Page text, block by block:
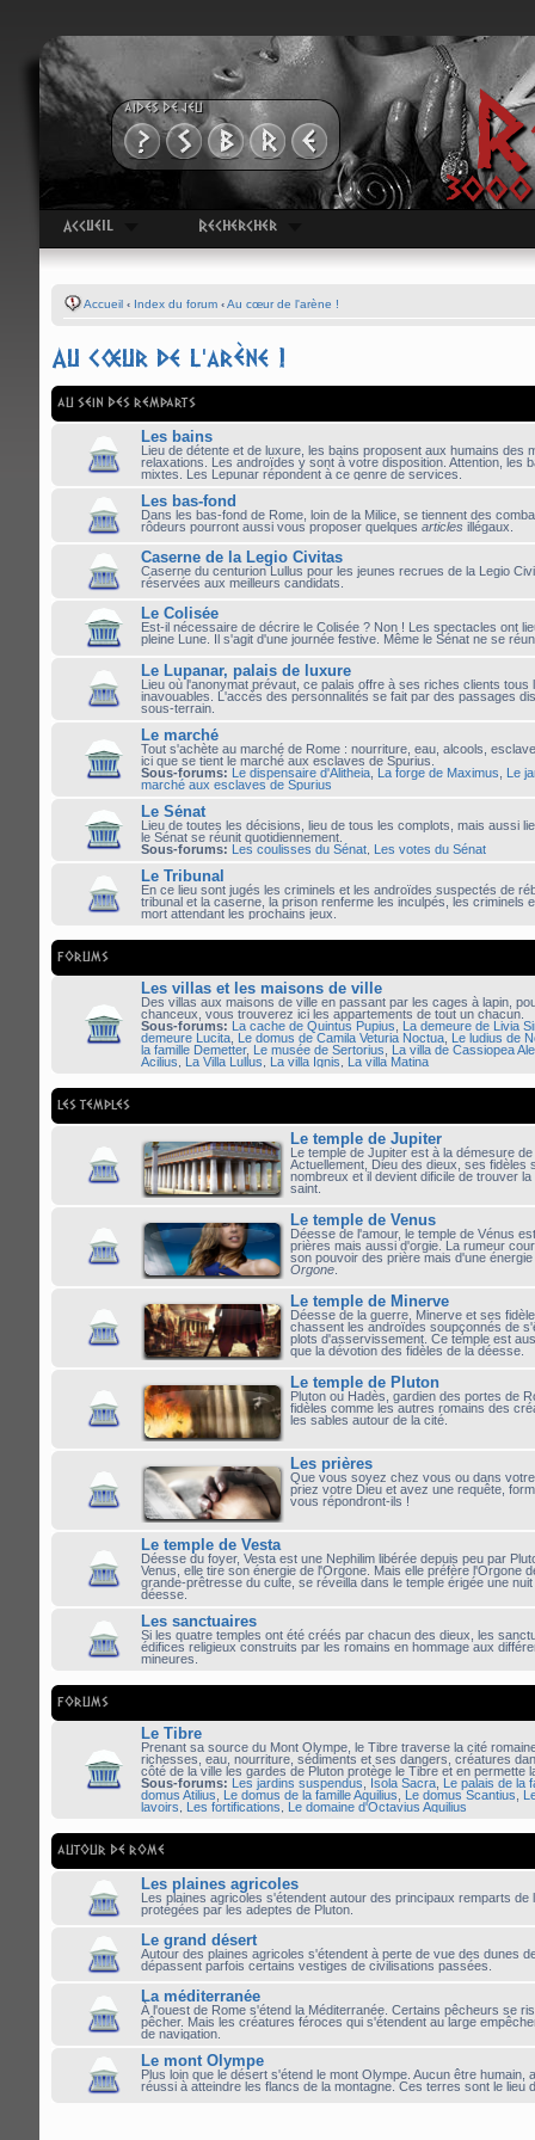
3000
AIDES DE JEU
Accueil Rechercher
Accueil ‹ Index du forum ‹Au cœur de l'arène !
Au cœur de l'arène !
AU SEIN DES REMPARTS
Les bains
Lieu de détente et de luxure, les bains proposent aux humains des
relaxations. Les androïdes y sont à votre disposition. Attention, les
mixtes. Les Lepunar répondent à ce genre de services.
Les bas-fond
Dans les bas-fond de Rome, loin de la Milice, se tiennent des
rôdeurs pourront aussi vous proposer quelques articles illégaux.
Caserne de la Legio Civitas
Caserne du centurion Lullus pour les jeunes recrues de la Legio
réservées aux meilleurs candidats.
Le Colisée
Est-il nécessaire de décrire le Colisée ? Non ! Les spectacles ont
pleine Lune. Il s'agit d'une journée festive. Même le Sénat ne se
Le Lupanar, palais de luxure
Lieu où l'anonymat prévaut, ce palais offre à ses riches clients tous
inavouables. L'accès des personnalités se fait par des passages
sous-terrain.
Le marché
Tout s'achète au marché de Rome : nourriture, eau, alcools,
ici que se tient le marché aux esclaves de Spurius.
Sous-forums: Le dispensaire d'Alitheia La forge de Maximus
Le
marché aux esclaves de Spurius
Le Sénat
Lieu de toutes les décisions, lieu de tous les complots, mais aussi
le Sénat se réunit quotidiennement.
Sous-forums: Les coulisses du Sénat Les votes du Sénat
Le Tribunal
En ce lieu sont jugés les criminels et les androïdes suspectés de
tribunal et la caserne, la prison renferme les inculpés, les criminels
mort attendant les prochains jeux.
FORUMS
Les villas et les maisons de ville
Des villas aux maisons de ville en passant par les cages à lapin,
chanceux, vous trouverez ici les appartements de tout un chacun.
Sous-forums: La cache de Quintus Pupius
La demeure de Livia
demeure Lucita Le domus de Camila Veturia Noctua Le ludius de
la famille Demetter, Le musée de Sertorius
La villa de Cassiopea
Acilius
La Villa Lullus La villa Ignis La villa Matina
LES TEMPLES
Le temple de Jupiter
Le temple de Jupiter est à la démesure
Actuellement, Dieu des dieux, ses fidèles
nombreux et il devient dificile de trouver
saint.
Le temple de Venus
Déesse de l'amour, le temple de Vénus
prières mais aussi d'orgie. La rumeur
son pouvoir des prière mais d'une
Orgone
Le temple de Minerve
Déesse de la guerre, Minerve et ses
chassent les androïdes soupçonnés de
plots d'asservissement. Ce temple est
que la dévotion des fidèles de la déesse.
Le temple de Pluton
Pluton ou Hadès, gardien des portes de
fidèles comme les autres romains des
les sables autour de la cité.
Les prières
Que vous soyez chez vous ou dans
priez votre Dieu et avez une requête,
vous répondront-ils !
Le temple de Vesta
Déesse du foyer, Vesta est une Nephilim libérée depuis peu par
Venus, elle tire son énergie de l'Orgone. Mais elle préfère l'Orgone
grande-prêtresse du culte, se réveilla dans le temple érigée une
déesse.
Les sanctuaires
Si les quatre temples ont été créés par chacun des dieux, les
édifices religieux construits par les romains en hommage aux
mineures.
FORUMS
Le Tibre
Prenant sa source du Mont Olympe, le Tibre traverse la cité
richesses, eau, nourriture, sédiments et ses dangers, créatures
côté de la ville les gardes de Pluton protège le Tibre et en permette
Sous-forums: Les jardins suspendus Isola Sacra Le palais de la
domus Atilius
Le domus de la famille Aquilius Le domus Scantius
lavoirs
Les fortifications Le domaine d'Octavius Aquilius
AUTOUR DE ROME
Les plaines agricoles
Les plaines agricoles s'étendent autour des principaux remparts de
protégées par les adeptes de Pluton.
Le grand désert
Autour des plaines agricoles s'étendent à perte de vue des dunes
dépassent parfois certains vestiges de civilisations passées.
La méditerranée
À l'ouest de Rome s'étend la Méditerranée. Certains pêcheurs se
pêcher. Mais les créatures féroces qui s'étendent au large
de navigation.
Le mont Olympe
Plus loin que le désert s'étend le mont Olympe. Aucun être humain,
réussi à atteindre les flancs de la montagne. Ces terres sont le lieu